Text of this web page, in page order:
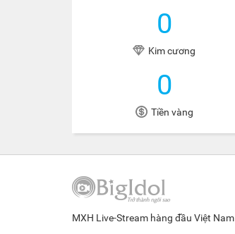
0
Kim cương
0
Tiền vàng
MXH Live-Stream hàng đầu Việt Nam